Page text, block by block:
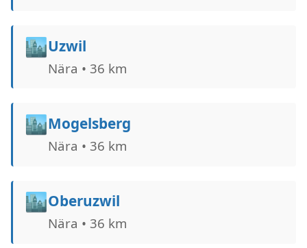
🏙️Uzwil
Nära • 36 km
🏙️Mogelsberg
Nära • 36 km
🏙️Oberuzwil
Nära • 36 km